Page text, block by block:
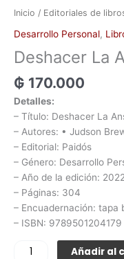
Inicio / Editoriales de
Desarrollo Personal,
Deshacer La
₲ 170.000
Detalles:
– Título: Deshacer La
– Autores: • Judson
– Editorial: Paidós
– Género: Desarrollo
– Año de la edición: 2022
– Páginas: 304
– Encuadernación: tapa
– ISBN: 9789501204179
Añadir al